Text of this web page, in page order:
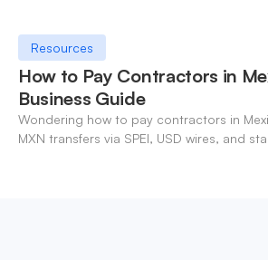
Resources
How to Pay Contractors in
Business Guide
Wondering how to pay contractors in
MXN transfers via SPEI, USD wires, and